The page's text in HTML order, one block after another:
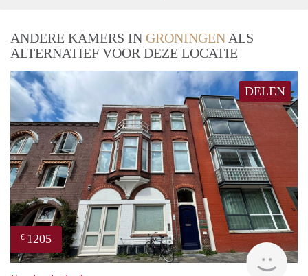
ANDERE KAMERS IN GRONINGEN ALS
ALTERNATIEF VOOR DEZE LOCATIE
DELEN
€ 1205